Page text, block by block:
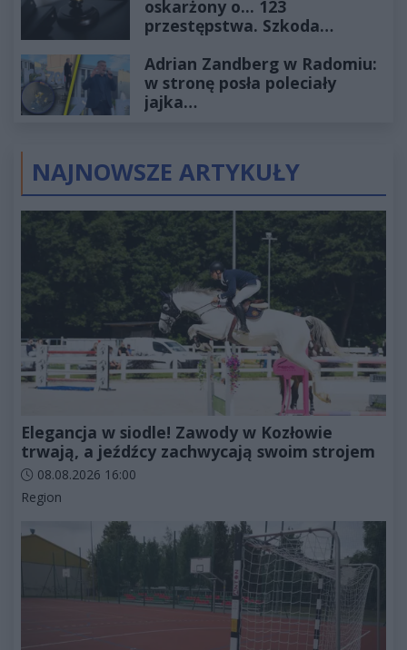
oskarżony o... 123
przestępstwa. Szkoda
złotych
Adrian Zandberg w Radomiu:
w stronę posła poleciały
jajka…
NAJNOWSZE ARTYKUŁY
Elegancja w siodle! Zawody w Kozłowie
trwają, a jeźdźcy zachwycają swoim strojem
Data dodania artykułu:
08.08.2026 16:00
Kategorie artykułu:
Region